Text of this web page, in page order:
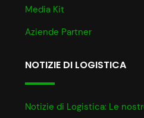
Media Kit
Aziende Partner
NOTIZIE DI LOGISTICA
Notizie di Logistica: Le